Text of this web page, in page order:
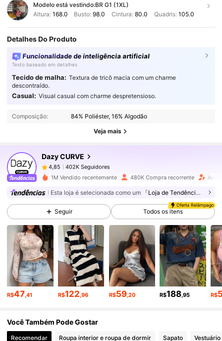
Modelo está vestindo:BR G1 (1XL)
Altura: 168.0 Busto:98.0 Cintura: 80.0 Quadris: 105.0
Detalhes Do Produto
Funcionalidade de inteligência artificial
Texto baseado em detalhes
Tecido de malha: Textura de tricô macia com um charme
descontraído.
Casual: Visual casual com charme despretensioso.
Composição: 84% Poliéster, 16% Algodão
Veja mais
Dazy CURVE
4,85 402K Seguidores
4,85
402K Seguidores
s***l pago 1 dia atrás
4,85 402K Seguidores
4,85 402K Seguidores
4,85 402K Seguidores
4,85 402K Seguidores
4,85 402K Seguidores
1M Vendido recentemente 480K Compra recorrente
Esta loja é selecionada como um 「Loja de Tendências」
Seguir
Oferta Relâmpago
Todos os itens
R$47,41 R$122,96 R$59,20 R$188,95 R$
Você Também Pode Gostar
Recomendar Roupa interior e roupa de dormir Sapato